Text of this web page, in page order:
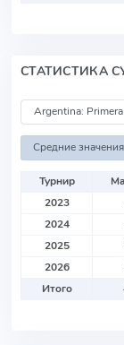
СТАТИСТИКА
Средние значения
Турнир
2023
2024
2025
2026
Итого